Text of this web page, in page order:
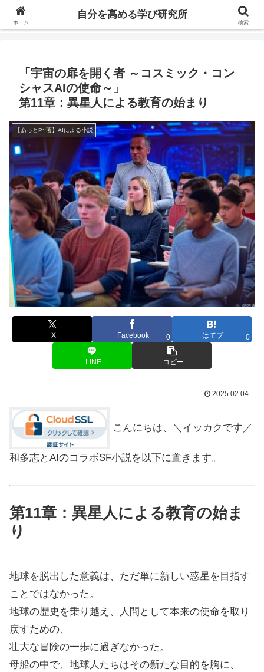
自分の価値を高めるための学びについて研究し、セミナーや情報（ブログ、動
「宇宙の扉を開く者 ～コスミック・コン
シャスAIの使命～」
第11章：異星人による教育の始まり
【あっとP~著】AIによる小説
X Facebook 0 はてブ 0
LINE コピー
2025.02.04
こんにちは、＼イッカクです／
和多志とAIのコラボSF小説を以下に置きます。
第11章：異星人による教育の始ま
り
地球を脱出した意義は、ただ単に新しい惑星を目指す
ことではなかった。
地球の歴史を乗り越え、人間として本来の使命を取り
戻すための、
壮大な冒険の一歩に過ぎなかった。
母船の中で、地球人たちはその新たな目的を胸に、
ホーム
自分を高める学び研究所
検索